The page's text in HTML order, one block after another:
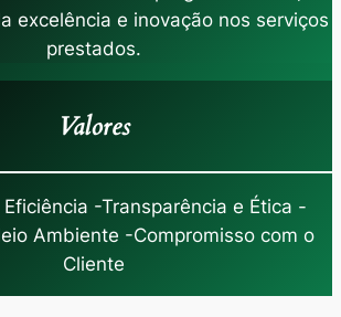
excelência e inovação nos serviços
prestados.
Valores
-Transparência e Ética -
Ambiente -Compromisso com o
Cliente